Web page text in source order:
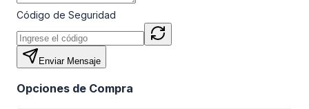
Código de Seguridad
Enviar Mensaje
Opciones de Compra